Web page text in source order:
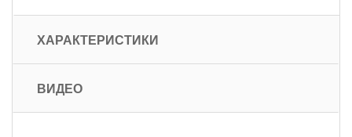
ХАРАКТЕРИСТИКИ
ВИДЕО